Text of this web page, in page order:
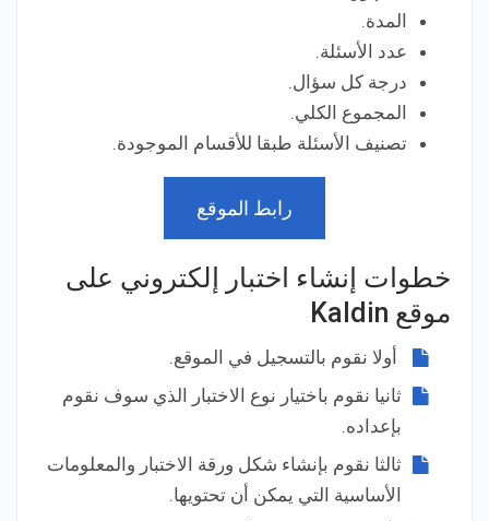
المدة.
عدد الأسئلة.
درجة كل سؤال.
المجموع الكلي.
تصنيف الأسئلة طبقا للأقسام الموجودة.
رابط الموقع
خطوات إنشاء اختبار إلكتروني على
موقع Kaldin
أولا نقوم بالتسجيل في الموقع.
ثانيا نقوم باختيار نوع الاختبار الذي سوف نقوم
بإعداده.
ثالثا نقوم بإنشاء شكل ورقة الاختبار والمعلومات
الأساسية التي يمكن أن تحتويها.